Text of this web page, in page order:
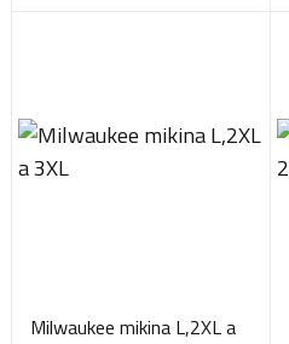
Milwaukee mikina L,2XL a